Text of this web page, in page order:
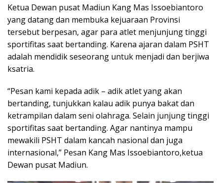
Ketua Dewan pusat Madiun Kang Mas Issoebiantoro
yang datang dan membuka kejuaraan Provinsi
tersebut berpesan, agar para atlet menjunjung tinggi
sportifitas saat bertanding. Karena ajaran dalam PSHT
adalah mendidik seseorang untuk menjadi dan berjiwa
ksatria.
“Pesan kami kepada adik – adik atlet yang akan
bertanding, tunjukkan kalau adik punya bakat dan
ketrampilan dalam seni olahraga. Selain junjung tinggi
sportifitas saat bertanding. Agar nantinya mampu
mewakili PSHT dalam kancah nasional dan juga
internasional,” Pesan Kang Mas Issoebiantoro,ketua
Dewan pusat Madiun.